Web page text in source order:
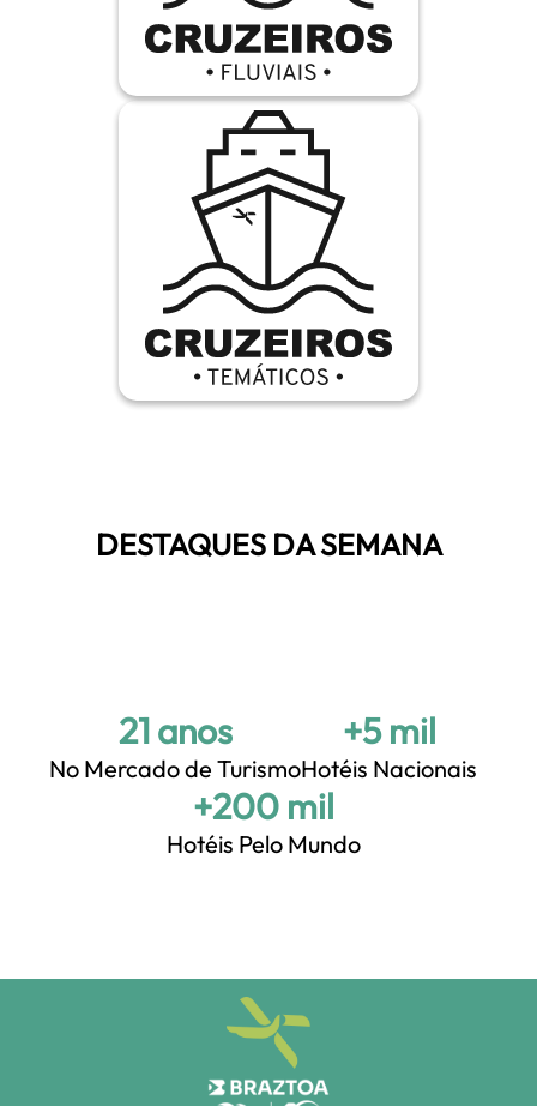
DESTAQUES DA SEMANA
21 anos
No Mercado de Turismo
+5 mil
Hotéis Nacionais
+200 mil
Hotéis Pelo Mundo